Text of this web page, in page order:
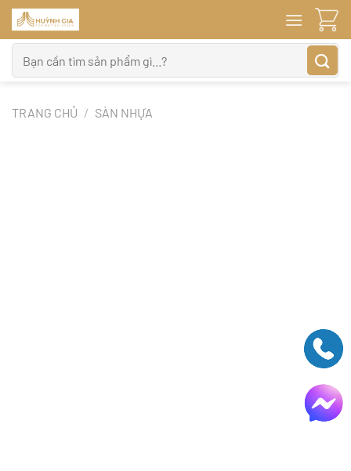
Bỏ
qua
nội
dung
kiếm:
TRANG CHỦ / SÀN NHỰA